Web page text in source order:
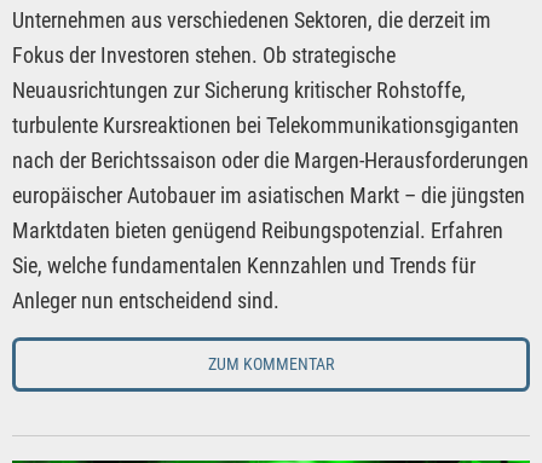
Unternehmen aus verschiedenen Sektoren, die derzeit im
Fokus der Investoren stehen. Ob strategische
Neuausrichtungen zur Sicherung kritischer Rohstoffe,
turbulente Kursreaktionen bei Telekommunikationsgiganten
nach der Berichtssaison oder die Margen-Herausforderungen
europäischer Autobauer im asiatischen Markt – die jüngsten
Marktdaten bieten genügend Reibungspotenzial. Erfahren
Sie, welche fundamentalen Kennzahlen und Trends für
Anleger nun entscheidend sind.
ZUM KOMMENTAR